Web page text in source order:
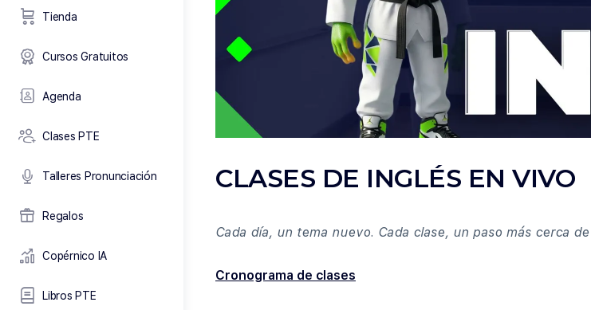
Tienda
Cursos Gratuitos
Agenda
Clases PTE
Talleres Pronunciación
Regalos
Copérnico IA
Libros PTE
CLASES DE INGLÉS EN VIVO
Cada día, un tema nuevo. Cada clase, un paso más cerca
Cronograma de clases